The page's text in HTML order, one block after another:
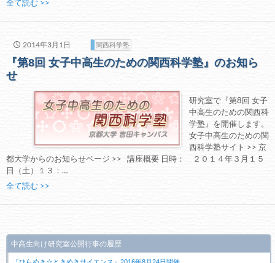
全て読む >>
2014年3月1日 関西科学塾
『第8回 女子中高生のための関西科学塾』のお知ら
せ
研究室で『第8回 女子
中高生のための関西科
学塾』を開催します。
女子中高生のための関
西科学塾サイト >> 京
都大学からのお知らせページ >> 講座概要 日時： ２０１４年３月１５
日（土）１３：…
全て読む >>
中高生向け研究室公開行事の履歴